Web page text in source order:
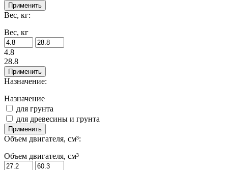
Применить
Вес, кг:
Вес, кг
4.8
28.8
Применить
Назначение:
Назначение
для грунта
для древесины и грунта
Применить
Объем двигателя, см³:
Объем двигателя, см³